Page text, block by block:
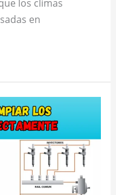
los climas
en